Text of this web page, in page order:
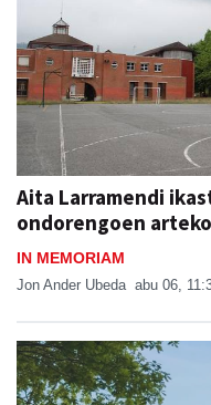
Aita Larramendi
ondorengoen
IN MEMORIAM
Jon Ander Ubeda abu 06,